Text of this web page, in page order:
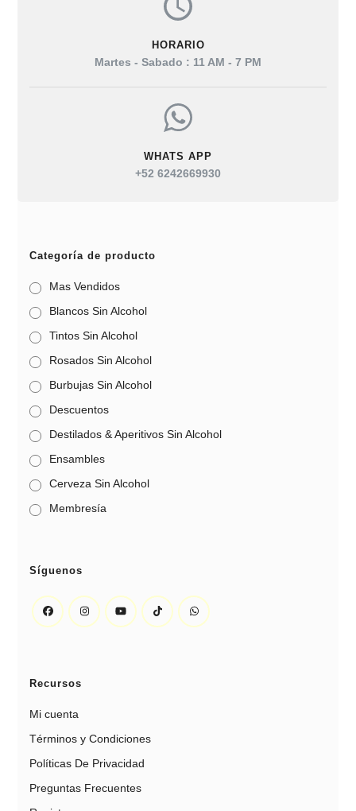
HORARIO
Martes - Sabado : 11 AM - 7 PM
WHATS APP
+52 6242669930
Categoría de producto
Mas Vendidos
Blancos Sin Alcohol
Tintos Sin Alcohol
Rosados Sin Alcohol
Burbujas Sin Alcohol
Descuentos
Destilados & Aperitivos Sin Alcohol
Ensambles
Cerveza Sin Alcohol
Membresía
Síguenos
Recursos
Mi cuenta
Términos y Condiciones
Políticas De Privacidad
Preguntas Frecuentes